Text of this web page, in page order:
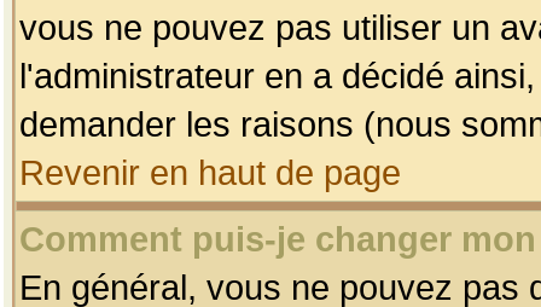
vous ne pouvez pas utiliser un
l'administrateur en a décidé
demander les raisons (nous
Revenir en haut de page
Comment puis-je changer
En général, vous ne pouvez pas